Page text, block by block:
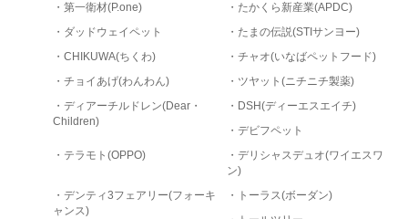
・第一衛材(P.one) ・たかくら新産業(APDC)
・ダッドウェイペット ・たまの伝説(STIサンヨー)
・CHIKUWA(ちくわ) ・チャオ(いなばペットフード)
・チョイあげ(わんわん) ・ツヤット(ニチニチ製薬)
・ディアーチルドレン(Dear・
Children)
・DSH(ディーエスエイチ)
・デビフペット
・テラモト(OPPO)
・デリシャスデュオ(ワイエスワ
ン)
・デンティ3フェアリー(フォーキ
ャンス)
・トーラス(ボーダン)